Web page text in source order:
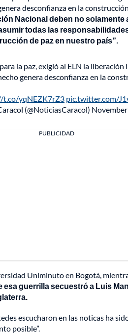
desconfianza en la
Nacional deben no
todas las
de paz en nuestro país”.
la paz, exigió al ELN la
genera desconfianza en la
t.co/yqNEZK7rZ3 pic.twitter.com/
(@NoticiasCaracol)
PUBLICIDAD
Uniminuto en Bogotá,
guerrilla secuestró a Luis
escucharon en las noticas ha
posible”.